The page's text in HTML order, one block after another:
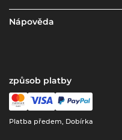
Nápověda
způsob platby
Platba předem, Dobírka